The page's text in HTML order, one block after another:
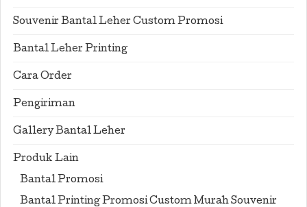
Souvenir Bantal Leher Custom Promosi
Bantal Leher Printing
Cara Order
Pengiriman
Gallery Bantal Leher
Produk Lain
Bantal Promosi
Bantal Printing Promosi Custom Murah Souvenir